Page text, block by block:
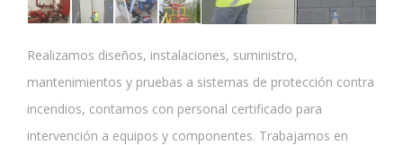
Realizamos diseños, instalaciones, suministro,
mantenimientos y pruebas a sistemas de protección contra
incendios, contamos con personal certificado para
intervención a equipos y componentes. Trabajamos en